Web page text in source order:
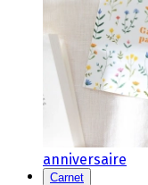
anniversaire
Carnet